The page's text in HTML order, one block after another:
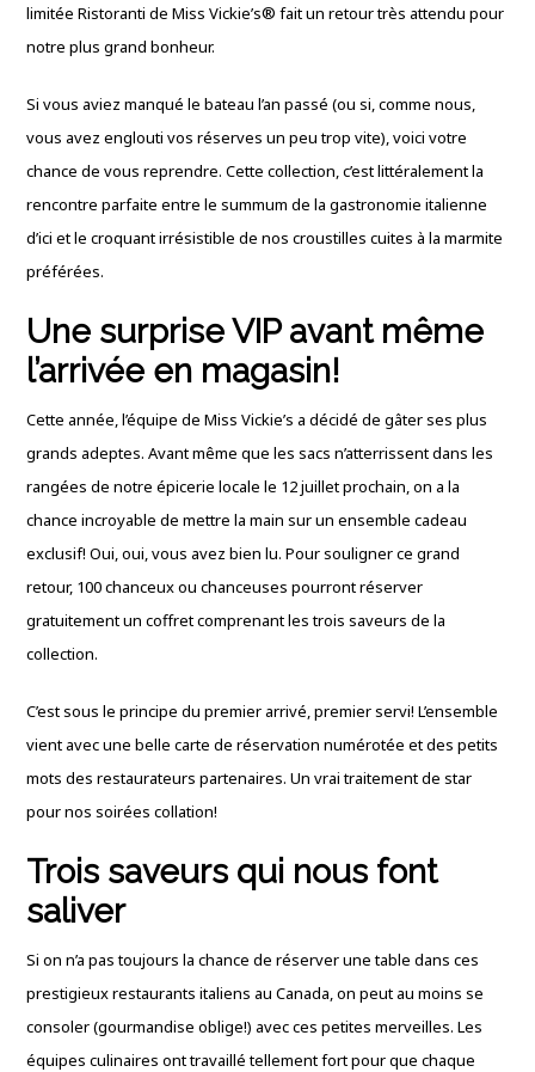
limitée Ristoranti de Miss Vickie’s® fait un retour très attendu pour
notre plus grand bonheur.
Si vous aviez manqué le bateau l’an passé (ou si, comme nous,
vous avez englouti vos réserves un peu trop vite), voici votre
chance de vous reprendre. Cette collection, c’est littéralement la
rencontre parfaite entre le summum de la gastronomie italienne
d’ici et le croquant irrésistible de nos croustilles cuites à la marmite
préférées.
Une surprise VIP avant même
l’arrivée en magasin!
Cette année, l’équipe de Miss Vickie’s a décidé de gâter ses plus
grands adeptes. Avant même que les sacs n’atterrissent dans les
rangées de notre épicerie locale le 12 juillet prochain, on a la
chance incroyable de mettre la main sur un ensemble cadeau
exclusif! Oui, oui, vous avez bien lu. Pour souligner ce grand
retour, 100 chanceux ou chanceuses pourront réserver
gratuitement un coffret comprenant les trois saveurs de la
collection.
C’est sous le principe du premier arrivé, premier servi! L’ensemble
vient avec une belle carte de réservation numérotée et des petits
mots des restaurateurs partenaires. Un vrai traitement de star
pour nos soirées collation!
Trois saveurs qui nous font
saliver
Si on n’a pas toujours la chance de réserver une table dans ces
prestigieux restaurants italiens au Canada, on peut au moins se
consoler (gourmandise oblige!) avec ces petites merveilles. Les
équipes culinaires ont travaillé tellement fort pour que chaque